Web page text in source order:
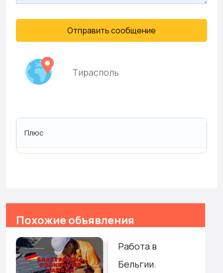
Отправить сообщение
Тирасполь
Плюс
Похожие объявления
Работа в
Бельгии.